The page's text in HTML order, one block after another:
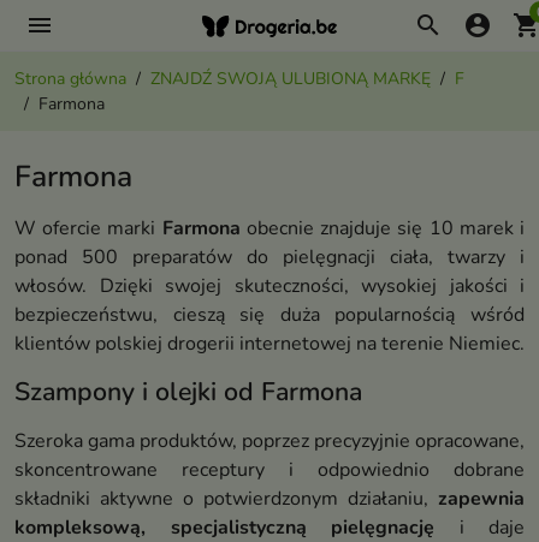
menu search account_circle
Strona główna ZNAJDŹ SWOJĄ ULUBIONĄ MARKĘ
F
Farmona
Farmona
W ofercie marki Farmona obecnie znajduje się 10 marek i
ponad 500 preparatów do pielęgnacji ciała, twarzy i
włosów. Dzięki swojej skuteczności, wysokiej jakości i
bezpieczeństwu, cieszą się duża popularnością wśród
klientów polskiej drogerii internetowej na terenie Niemiec.
Szampony i olejki od Farmona
Szeroka gama produktów, poprzez precyzyjnie opracowane,
skoncentrowane receptury i odpowiednio dobrane
składniki aktywne o potwierdzonym działaniu, zapewnia
kompleksową, specjalistyczną pielęgnację i daje